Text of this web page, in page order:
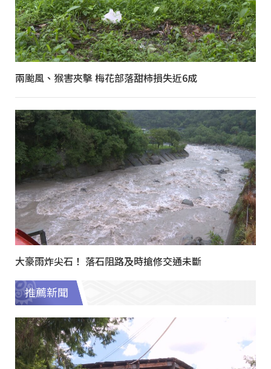
兩颱風、猴害夾擊 梅花部落甜柿損失近6成
大豪雨炸尖石！ 落石阻路及時搶修交通未斷
推薦新聞